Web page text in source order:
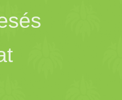
rá
cikkekre